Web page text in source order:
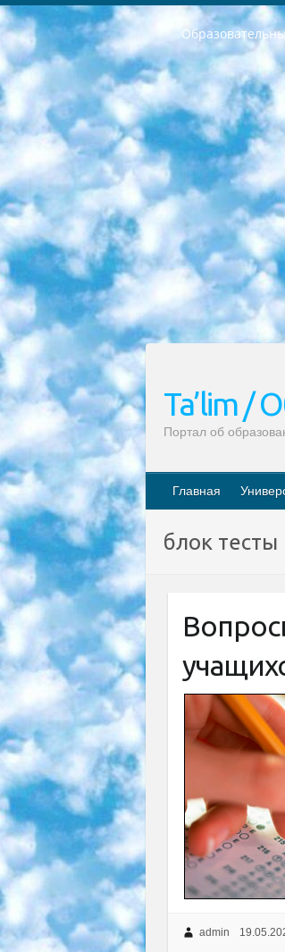
РЕСПУБЛИКА УЗБЕКИСТАН МИНИСТРЕРСТВО ДОШКОЛЬНОГО И ШКОЛЬНОГО ОБРАЗОВАНИЯ КОМАНДА в общеобразовательных учреждениях в 2023-2024 учебном году организация и проведение итоговой государственной аттестации обучающихся о Министра дошкольного и школьного образования Республики Узбекистан от 4 марта 2008 года (постановлением Минюста от 20 марта 2008 года № 1778 государственной регистрации) «Итоговое состояние учащихся общего среднего образования на основании положения об утверждении положения об аттестации общего среднего образования выпускной экзамен студентов в образовательных учреждениях в 2023-2024 учебном году В целях организации и прохождения аттестации приказываю: 1. Следующее: перечень предметов, по которым будет проводиться итоговая государственная аттестация и экзамен формы перевода согласно приложению 1; сертификаты международного образца, оценивающие уровень владения иностранными языками перечень согласно приложению 2; 2. Педагогический при специализированных образовательных учреждениях. научно-практический центр квалификации и международной оценки (Д.Давидова) 2024 г. До 25 марта: задания по предметам, по которым будет проводиться
Ta’lim /
Портал об
Главная
блок тесты
admin